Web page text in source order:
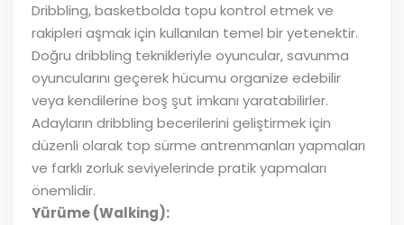
Dribbling, basketbolda topu kontrol etmek ve
rakipleri aşmak için kullanılan temel bir yetenektir.
Doğru dribbling teknikleriyle oyuncular, savunma
oyuncularını geçerek hücumu organize edebilir
veya kendilerine boş şut imkanı yaratabilirler.
Adayların dribbling becerilerini geliştirmek için
düzenli olarak top sürme antrenmanları yapmaları
ve farklı zorluk seviyelerinde pratik yapmaları
önemlidir.
Yürüme (Walking):